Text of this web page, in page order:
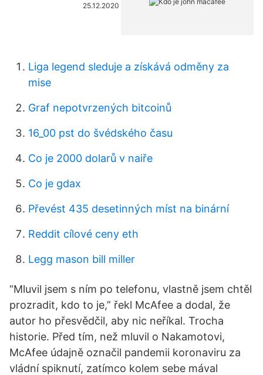
25.12.2020
Liga legend sleduje a získává odměny za
mise
Graf nepotvrzených bitcoinů
16_00 pst do švédského času
Co je 2000 dolarů v naiře
Co je gdax
Převést 435 desetinných míst na binární
Reddit cílové ceny eth
Legg mason bill miller
“Mluvil jsem s ním po telefonu, vlastně jsem chtěl
prozradit, kdo to je,” řekl McAfee a dodal, že
autor ho přesvědčil, aby nic neříkal. Trocha
historie. Před tím, než mluvil o Nakamotovi,
McAfee údajně označil pandemii koronaviru za
vládní spiknutí, zatímco kolem sebe mával